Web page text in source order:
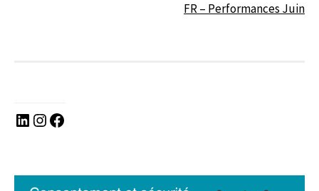
FR – Performances Juin